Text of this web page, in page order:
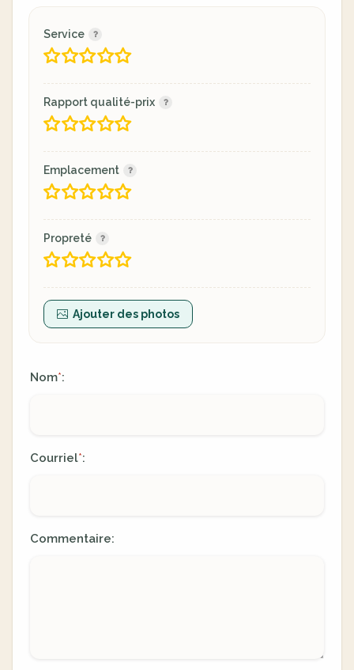
Service
Rapport qualité-prix
Emplacement
Propreté
Ajouter des photos
Nom*:
Courriel*:
Commentaire: